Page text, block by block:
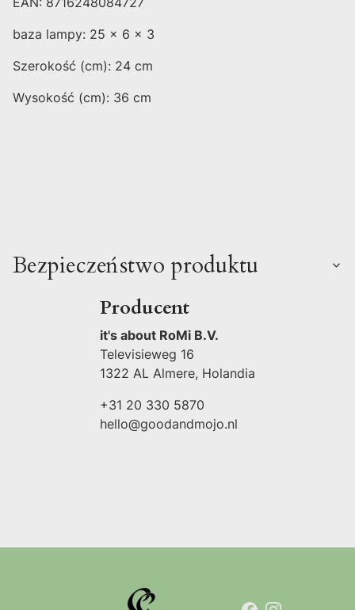
baza lampy: 25 x 6 x 3
Szerokość (cm): 24 cm
Wysokość (cm): 36 cm
Bezpieczeństwo produktu
Producent
it's about RoMi B.V.
Televisieweg 16
1322 AL Almere, Holandia
+31 20 330 5870
hello@goodandmojo.nl